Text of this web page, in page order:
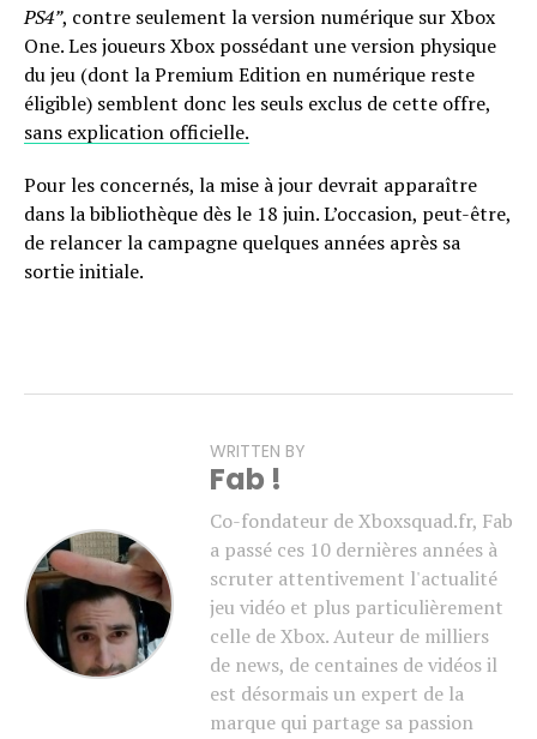
PS4”, contre seulement la version numérique sur Xbox
One. Les joueurs Xbox possédant une version physique
du jeu (dont la Premium Edition en numérique reste
éligible) semblent donc les seuls exclus de cette offre,
sans explication officielle.
Pour les concernés, la mise à jour devrait apparaître
dans la bibliothèque dès le 18 juin. L’occasion, peut-être,
de relancer la campagne quelques années après sa
sortie initiale.
WRITTEN BY
Fab !
Co-fondateur de Xboxsquad.fr, Fab
a passé ces 10 dernières années à
scruter attentivement l'actualité
jeu vidéo et plus particulièrement
celle de Xbox. Auteur de milliers
de news, de centaines de vidéos il
est désormais un expert de la
marque qui partage sa passion